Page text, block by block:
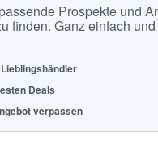
Prospekte und
finden. Ganz einfach
Deals
verpassen